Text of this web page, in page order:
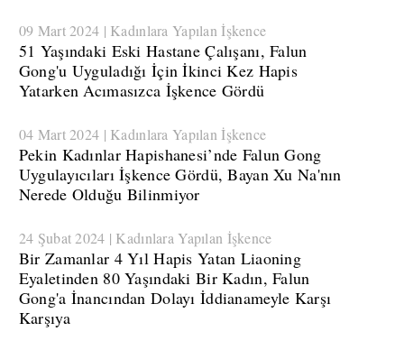
09 Mart 2024 | Kadınlara Yapılan İşkence
​51 Yaşındaki Eski Hastane Çalışanı, Falun
Gong'u Uyguladığı İçin İkinci Kez Hapis
Yatarken Acımasızca İşkence Gördü
04 Mart 2024 | Kadınlara Yapılan İşkence
​Pekin Kadınlar Hapishanesi’nde Falun Gong
Uygulayıcıları İşkence Gördü, Bayan Xu Na'nın
Nerede Olduğu Bilinmiyor
24 Şubat 2024 | Kadınlara Yapılan İşkence
​Bir Zamanlar 4 Yıl Hapis Yatan Liaoning
Eyaletinden 80 Yaşındaki Bir Kadın, Falun
Gong'a İnancından Dolayı İddianameyle Karşı
Karşıya